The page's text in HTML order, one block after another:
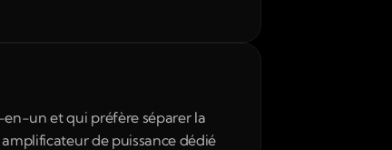
un et qui préfère séparer la
de puissance dédié